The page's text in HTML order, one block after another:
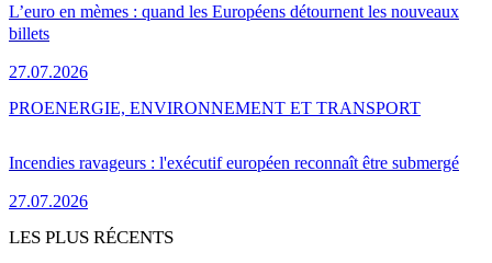
L’euro en mèmes : quand les Européens détournent les nouveaux
billets
27.07.2026
Incendies ravageurs : l'exécutif européen reconnaît être submergé
27.07.2026
PROENERGIE, ENVIRONNEMENT ET TRANSPORT
LES PLUS RÉCENTS